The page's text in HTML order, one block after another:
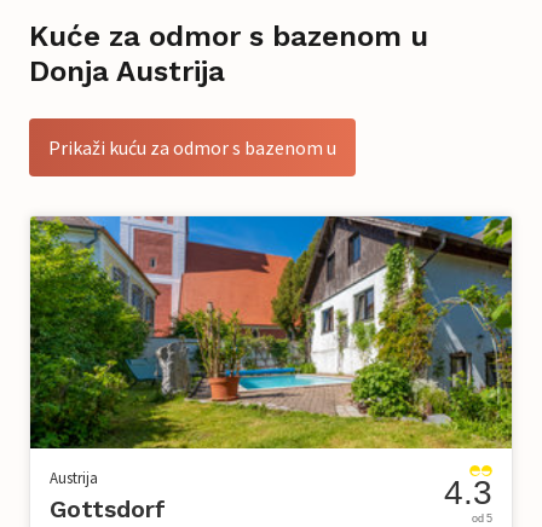
Kuće za odmor s bazenom u
Donja Austrija
Prikaži kuću za odmor s bazenom u
Austrija
Gottsdorf 4.3
od 5